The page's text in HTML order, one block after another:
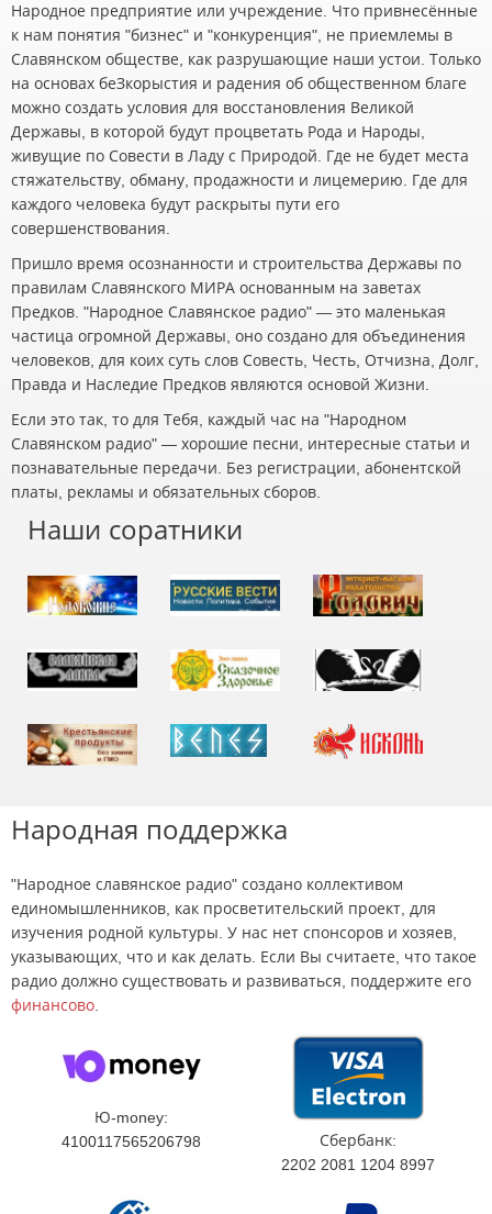
Народное предприятие или учреждение. Что привнесённые
к нам понятия "бизнес" и "конкуренция", не приемлемы в
Славянском обществе, как разрушающие наши устои. Только
на основах беЗкорыстия и радения об общественном благе
можно создать условия для восстановления Великой
Державы, в которой будут процветать Рода и Народы,
живущие по Совести в Ладу с Природой. Где не будет места
стяжательству, обману, продажности и лицемерию. Где для
каждого человека будут раскрыты пути его
совершенствования.
Пришло время осознанности и строительства Державы по
правилам Славянского МИРА основанным на заветах
Предков. "Народное Славянское радио" — это маленькая
частица огромной Державы, оно создано для объединения
человеков, для коих суть слов Совесть, Честь, Отчизна, Долг,
Правда и Наследие Предков являются основой Жизни.
Если это так, то для Тебя, каждый час на "Народном
Славянском радио" — хорошие песни, интересные статьи и
познавательные передачи. Без регистрации, абонентской
платы, рекламы и обязательных сборов.
Наши соратники
Народная поддержка
"Народное славянское радио" создано коллективом
единомышленников, как просветительский проект, для
изучения родной культуры. У нас нет спонсоров и хозяев,
указывающих, что и как делать. Если Вы считаете, что такое
радио должно существовать и развиваться, поддержите его
финансово.
Ю-money:
4100117565206798
Сбербанк:
2202 2081 1204 8997